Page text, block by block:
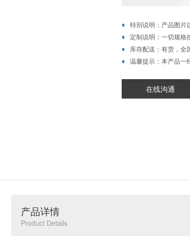
♦ 特别说明：产品图片
♦
定制说明：一切规格
♦
库存配送：有货，全
♦ 温馨提示：本产品一
在线沟通
产品详情
Product Details